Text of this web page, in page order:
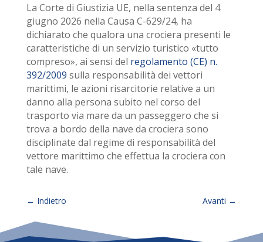
La Corte di Giustizia UE, nella sentenza del 4
giugno 2026 nella Causa C-629/24, ha
dichiarato che qualora una crociera presenti le
caratteristiche di un servizio turistico «tutto
compreso», ai sensi del regolamento (CE) n.
392/2009 sulla responsabilità dei vettori
marittimi, le azioni risarcitorie relative a un
danno alla persona subito nel corso del
trasporto via mare da un passeggero che si
trova a bordo della nave da crociera sono
disciplinate dal regime di responsabilità del
vettore marittimo che effettua la crociera con
tale nave.
← Indietro Avanti →